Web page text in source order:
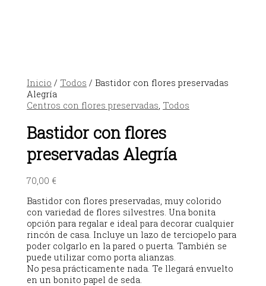
Inicio / Todos / Bastidor con flores preservadas
Alegría
Centros con flores preservadas Todos
Bastidor con flores
preservadas Alegría
70,00 €
Bastidor con flores preservadas, muy colorido
con variedad de flores silvestres. Una bonita
opción para regalar e ideal para decorar cualquier
rincón de casa. Incluye un lazo de terciopelo para
poder colgarlo en la pared o puerta. También se
puede utilizar como porta alianzas.
No pesa prácticamente nada. Te llegará envuelto
en un bonito papel de seda.